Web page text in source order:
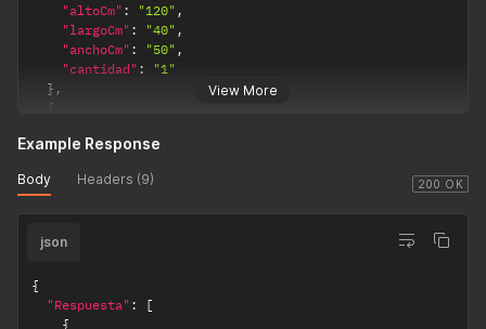
View More
"altoCm" : "120" ,
"largoCm" : "40" ,
"anchoCm" : "50" ,
"cantidad" :
"1"
} ,
{
"pesoKg": "3"
"largoCm": "20"
}
200 OK
Example Response
Body Headers (9)
json
{
"Respuesta" :
[
{